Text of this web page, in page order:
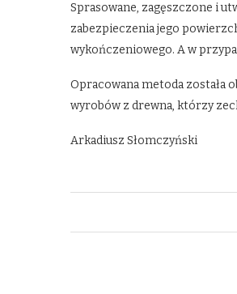
Sprasowane, zagęszczone i
zabezpieczenia jego
wykończeniowego. A w
Opracowana metoda została
wyrobów z drewna, którzy
Arkadiusz Słomczyński